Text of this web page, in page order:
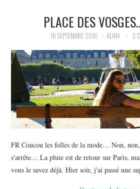
PLACE DES
16 SEPTEMBRE 2016 ALINA 3
FR Coucou les folles de la mode… Non,
s'arrête… La pluie est de retour sur Paris,
vous le savez déjà. Hier soir, j'ai passé une